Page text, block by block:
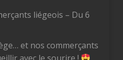
liégeois – Du 6
et nos commerçants